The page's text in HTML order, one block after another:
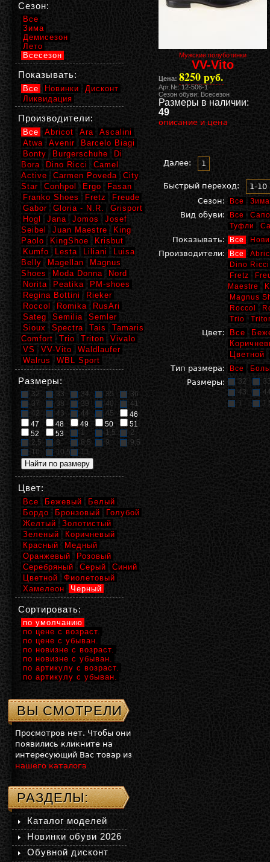
Мужские полуботинки
VV-Vito
Цена: 8250 руб.
Арт.№: 12-506-1
Сезон обуви: Всесезон
Размеры в наличии:
49
описание и цена
Далее: 1
Быстрый переход:
1-10
Сезон:
Все Зима
Вид обуви: Все
Туфли
Показывать: Все
Производители: Все
Dino Ricci
Fretz
Maestre
Magnus
Roccol
Trio
Цвет: Все
Цветной
Тип размера:
Все
Размеры: 32
43
1
Сезон:
Все
Зима
Демисезон
Лето
Всесезон
Показывать:
Все Новинки
Дисконт
Ликвидация
Производители:
Все Abricot Ara
Ascalini
Atwa
Avenir
Barcelo Biagi
Bonty
Burgerschuhe
Di
Bora
Dino Ricci
Camel
Active
Carmen Poveda
City
Star
Conhpol Ergo
Fasan
Franko Shoes
Fretz
Freude
Gabor
Gloria - N.R.
Grisport
Hogl
Jana Jomos
Josef
Seibel
Juan Maestre
King
Paolo
KingShoe
Krisbut
Kumfo
Lesta Liliani
Luisa
Belly
Magellan
Magnus
Shoes
Moda Donna
Nord
Norita
Peatika
PM-shoes
Regina Bottini
Rieker
Roccol
Romika
RusAri
Sateg
Semilia
Semler
Sioux
Spectra Tais
Tamaris
Comfort
Trio Triton
Vivalo
VS
VV-Vito
Waldlaufer
Walrus
WBL Sport
Размеры:
32 33 34 35
36
37
38 39 40
41
42
43 44 45
46
47
48 49 50
51
52
53 1 1,5
2
2,5
8 8,5 9
9,5
10
10,5 11
Цвет:
Все Бежевый
Белый
Бордо
Бронзовый
Голубой
Желтый
Золотистый
Зеленый
Коричневый
Красный
Медный
Оранжевый
Розовый
Серебряный
Серый
Синий
Цветной
Фиолетовый
Хамелеон
Черный
Сортировать:
по умолчанию
по цене с возраст.
по цене с убыван.
по новизне с возраст.
по новизне с убыван.
по артикулу с возраст.
по артикулу с убыван.
ВЫ СМОТРЕЛИ
Просмотров нет. Чтобы они
появились кликните на
интересующий Вас товар из
нашего каталога
РАЗДЕЛЫ:
Каталог моделей
Новинки обуви 2026
Обувной дисконт